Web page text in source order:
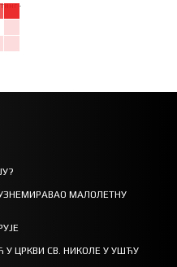
-
МАЛОЛЕТНУ
ЦРКВИ СВ. НИКОЛЕ У УШЋУ